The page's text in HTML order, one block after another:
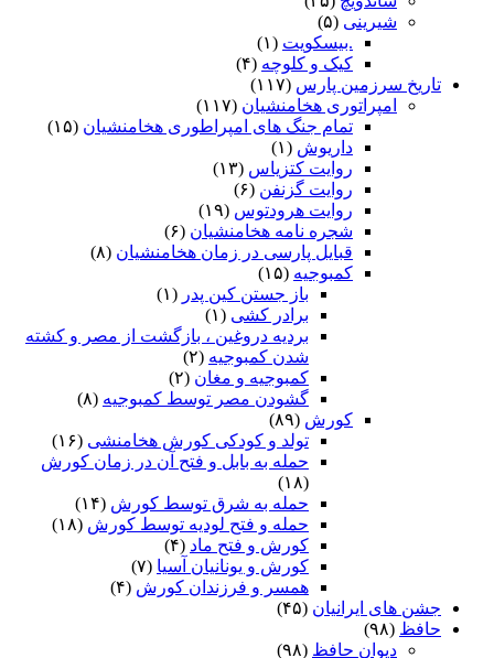
شیرینی (۵)
.بیسکویت (۱)
کیک و کلوچه (۴)
تاریخ سرزمین پارس (۱۱۷)
امپراتوری هخامنشیان (۱۱۷)
تمام جنگ های امپراطوری هخامنشیان (۱۵)
داریوش (۱)
روایت کتزیاس (۱۳)
روایت گزنفن (۶)
روایت هرودتوس (۱۹)
شجره نامه هخامنشیان (۶)
قبایل پارسی در زمان هخامنشیان (۸)
کمبوجیه (۱۵)
باز جستن کین پدر (۱)
برادر کشی (۱)
بردیه دروغین ، بازگشت از مصر و کشته
شدن کمبوجیه (۲)
کمبوجیه و مغان (۲)
گشودن مصر توسط کمبوجیه (۸)
کورش (۸۹)
تولد و کودکی کورش هخامنشی (۱۶)
حمله به بابل و فتح آن در زمان کورش
(۱۸)
حمله به شرق توسط کورش (۱۴)
حمله و فتح لودیه توسط کورش (۱۸)
کورش و فتح ماد (۴)
کورش و یونانیان آسیا (۷)
همسر و فرزندان کورش (۴)
جشن های ایرانیان (۴۵)
حافظ (۹۸)
دیوان حافظ (۹۸)